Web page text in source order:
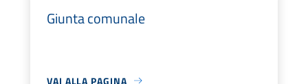
Giunta comunale
VAI ALLA PAGINA